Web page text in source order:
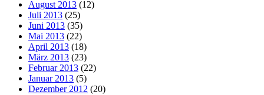
August 2013 (12)
Juli 2013 (25)
Juni 2013 (35)
Mai 2013 (22)
April 2013 (18)
März 2013 (23)
Februar 2013 (22)
Januar 2013 (5)
Dezember 2012 (20)